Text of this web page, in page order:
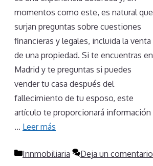
momentos como este, es natural que
surjan preguntas sobre cuestiones
financieras y legales, incluida la venta
de una propiedad. Si te encuentras en
Madrid y te preguntas si puedes
vender tu casa después del
fallecimiento de tu esposo, este
artículo te proporcionará información
… Leer más
Categorías
Innmobiliaria Deja un comentario